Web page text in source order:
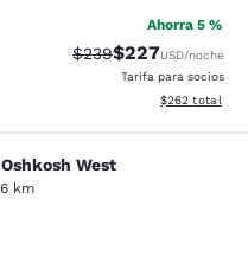
Ahorra 5 %
Tarifa tachada:
$239Tarifa reducida:
$227USD/noche
Tarifa para socios
Ver detalles
$262 total
West
West
km
estrellas. Bueno. 1424 reseñas